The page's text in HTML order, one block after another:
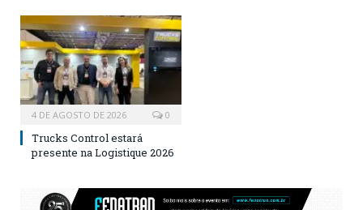
4 DE AGOSTO DE 2026 0
Trucks Control estará
presente na Logistique 2026